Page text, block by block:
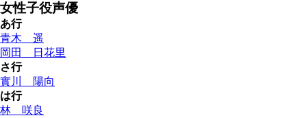
女性子役声優
あ行
青木 遥
岡田 日花里
さ行
實川 陽向
は行
林 咲良